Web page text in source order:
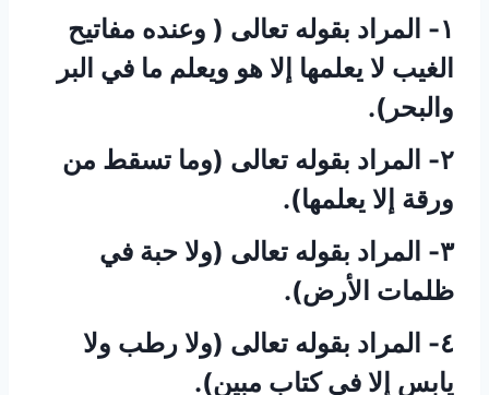
١- المراد بقوله تعالى ( وعنده مفاتيح
الغيب لا يعلمها إلا هو ويعلم ما في البر
والبحر).
٢- المراد بقوله تعالى (وما تسقط من
ورقة إلا يعلمها).
٣- المراد بقوله تعالى (ولا حبة في
ظلمات الأرض).
٤- المراد بقوله تعالى (ولا رطب ولا
يابس إلا في كتاب مبين).